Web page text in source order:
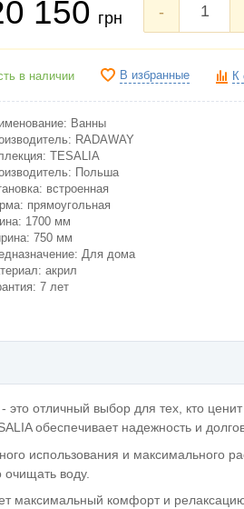
150 грн -
в наличии В избранные К
Ванны
RADAWAY
TESALIA
Польша
встроенная
прямоугольная
1700 мм
750 мм
Для дома
акрил
7 лет
отличный выбор для тех, кто
обеспечивает надежность и
использования и максимального
воду.
максимальный комфорт и